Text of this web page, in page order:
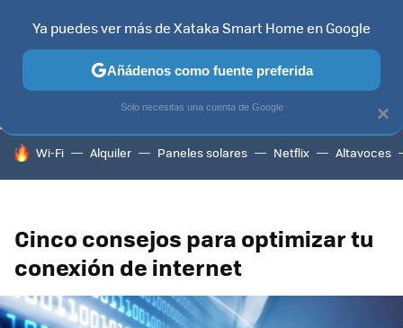
TELEVISORES CONTENIDOS SMART TV SELECCIÓN
HOY SE HABLA DE
Wi-Fi Alquiler Paneles solares Netflix Altavoces
Cinco consejos para optimizar tu
conexión de internet
×
Ya puedes ver más de Xataka Smart Home en Google
Añádenos como fuente preferida
Solo necesitas una cuenta de Google